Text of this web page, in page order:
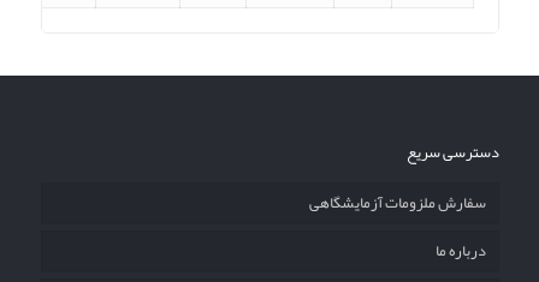
دسترسی سریع
سفارش ملزومات آزمایشگاهی
درباره ما